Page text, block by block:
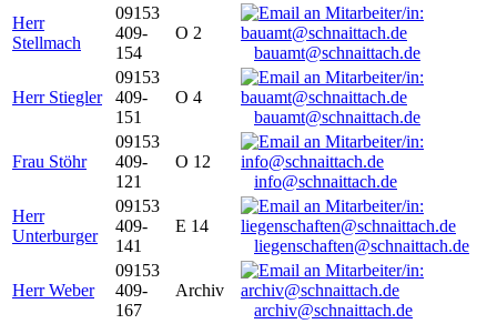
Herr
Stellmach
09153
409-
154
O 2
bauamt@schnaittach.de
Herr Stiegler
09153
409-
151
O 4
bauamt@schnaittach.de
Frau Stöhr
09153
409-
121
O 12
info@schnaittach.de
Herr
Unterburger
09153
409-
141
E 14
liegenschaften@schnaittach.de
Herr Weber
09153
409-
167
Archiv
archiv@schnaittach.de